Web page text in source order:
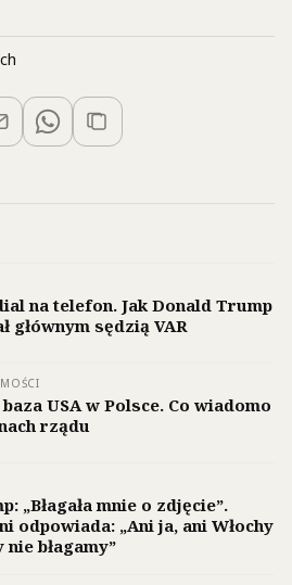
na telefon. Jak Donald Trump
głównym sędzią VAR
baza USA w Polsce. Co wiadomo
rządu
„Błagała mnie o zdjęcie”.
odpowiada: „Ani ja, ani Włochy
nie błagamy”